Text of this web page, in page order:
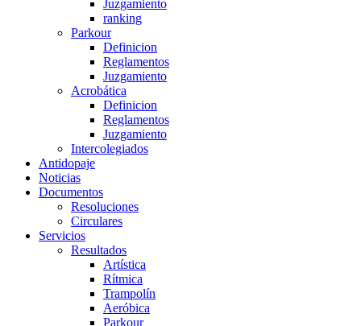
Juzgamiento
ranking
Parkour
Definicion
Reglamentos
Juzgamiento
Acrobática
Definicion
Reglamentos
Juzgamiento
Intercolegiados
Antidopaje
Noticias
Documentos
Resoluciones
Circulares
Servicios
Resultados
Artística
Rítmica
Trampolín
Aeróbica
Parkour